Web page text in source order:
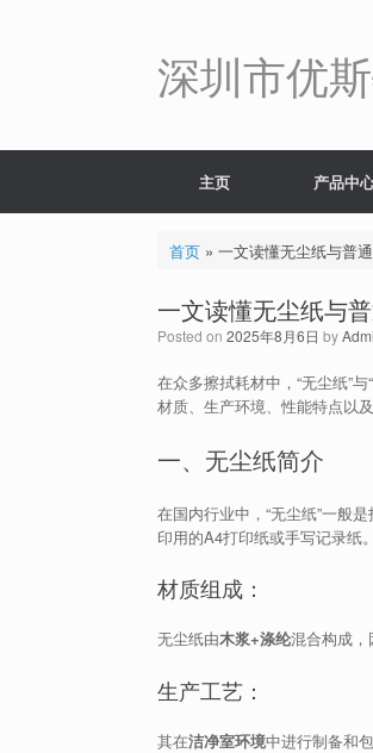
深圳市优
主页 产品中
首页» 一文读懂无尘纸与普
一文读懂无尘纸与
Posted on 2025年8月6日 by
在众多擦拭耗材中，“无尘纸”
材质、生产环境、性能特点以
一、无尘纸简介
在国内行业中，“无尘纸”一般
印用的A4打印纸或手写记录纸。
材质组成：
无尘纸由木浆+涤纶混合构成，
生产工艺：
其在洁净室环境中进行制备和